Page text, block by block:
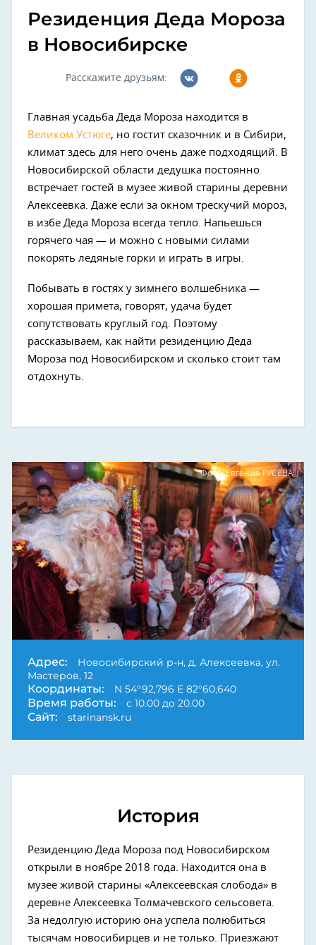
Резиденция Деда Мороза
в Новосибирске
Расскажите друзьям:
Главная усадьба Деда Мороза находится в
Великом Устюге, но гостит сказочник и в Сибири,
климат здесь для него очень даже подходящий. В
Новосибирской области дедушка постоянно
встречает гостей в музее живой старины деревни
Алексеевка. Даже если за окном трескучий мороз,
в избе Деда Мороза всегда тепло. Напьешься
горячего чая — и можно с новыми силами
покорять ледяные горки и играть в игры.
Побывать в гостях у зимнего волшебника —
хорошая примета, говорят, удача будет
сопутствовать круглый год. Поэтому
рассказываем, как найти резиденцию Деда
Мороза под Новосибирском и сколько стоит там
отдохнуть.
Фото: Евгения ГУСЕВА
Адрес:
Новосибирский р-н, д. Алексеевка, ул.
Мастеров, 12
Координаты: N 54°92,796 E 82°60,640
Время работы: с 10.00 до 20.00
Сайт: starinansk.ru
История
Резиденцию Деда Мороза под Новосибирском
открыли в ноябре 2018 года. Находится она в
музее живой старины «Алексеевская слобода» в
деревне Алексеевка Толмачевского сельсовета.
За недолгую историю она успела полюбиться
тысячам новосибирцев и не только. Приезжают